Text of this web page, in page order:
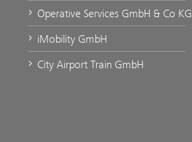
Operative Services GmbH & Co KG
iMobility GmbH
City Airport Train GmbH